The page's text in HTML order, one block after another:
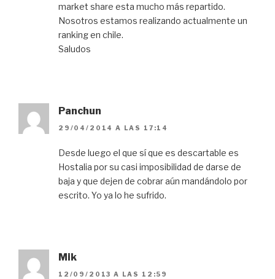
market share esta mucho más repartido.
Nosotros estamos realizando actualmente un
ranking en chile.
Saludos
Panchun
29/04/2014 A LAS 17:14
Desde luego el que sí que es descartable es
Hostalia por su casi imposibilidad de darse de
baja y que dejen de cobrar aún mandándolo por
escrito. Yo ya lo he sufrido.
Mik
12/09/2013 A LAS 12:59